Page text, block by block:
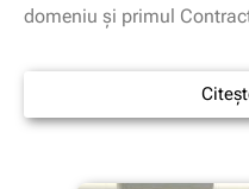
domeniu şi primul